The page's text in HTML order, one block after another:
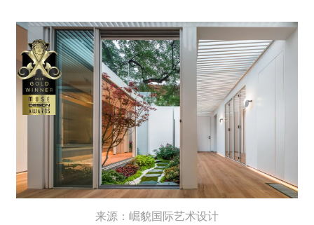
来源：崛貌国际艺术设计